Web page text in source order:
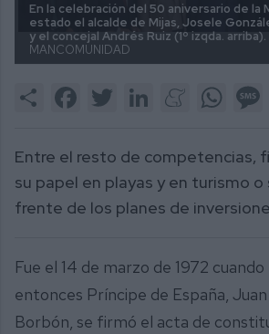
En la celebración del 50 aniversario de la
estado el alcalde de Mijas, Josele
y el concejal Andrés Ruiz (1º izqda. arriba).
MANCOMUNIDAD
Share FacebookTwitter LinkedInMeneame
Entre el resto de competencias,
su papel en playas y en turismo o
frente de los planes de
Fue el 14 de marzo de 1972
entonces Príncipe de España,
Borbón, se firmó el acta de